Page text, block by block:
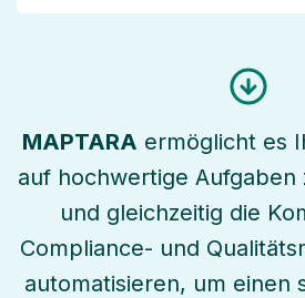
MAPTARA ermöglicht es
auf hochwertige Aufgaben
und gleichzeitig die
Compliance- und
automatisieren, um einen